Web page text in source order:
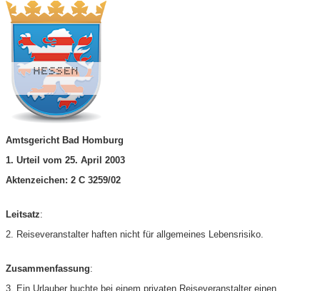
Amtsgericht Bad Homburg
1. Urteil vom 25. April 2003
Aktenzeichen: 2 C 3259/02
Leitsatz:
2. Reiseveranstalter haften nicht für allgemeines Lebensrisiko.
Zusammenfassung:
3. Ein Urlauber buchte bei einem privaten Reiseveranstalter einen